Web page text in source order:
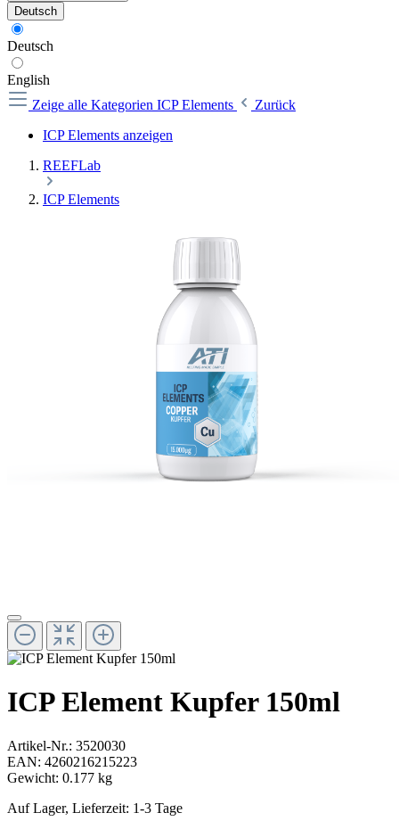
Deutsch
Deutsch
English
Zeige alle Kategorien ICP Elements
Zurück
ICP Elements anzeigen
REEFLab
ICP Elements
ICP Element Kupfer 150ml
Artikel-Nr.: 3520030
EAN: 4260216215223
Gewicht: 0.177 kg
Auf Lager, Lieferzeit: 1-3 Tage